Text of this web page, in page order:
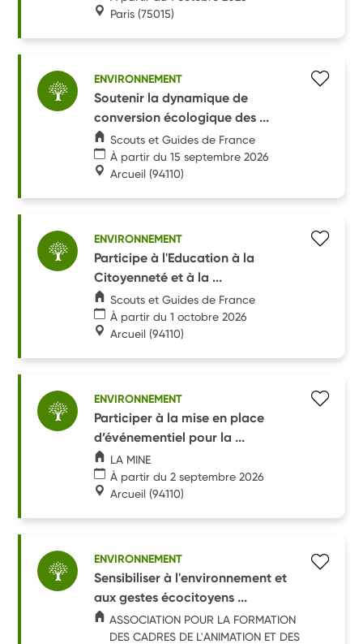
Paris (75015)
ENVIRONNEMENT
Soutenir la dynamique de
conversion écologique des ...
Scouts et Guides de France
À partir du 15 septembre 2026
Arcueil (94110)
ENVIRONNEMENT
Participe à l'Education à la
Citoyenneté et à la ...
Scouts et Guides de France
À partir du 1 octobre 2026
Arcueil (94110)
ENVIRONNEMENT
Participer à la mise en place
d’événementiel pour la ...
LA MINE
À partir du 2 septembre 2026
Arcueil (94110)
ENVIRONNEMENT
Sensibiliser à l'environnement et
aux gestes écocitoyens ...
ASSOCIATION POUR LA FORMATION
DES CADRES DE L'ANIMATION ET DES